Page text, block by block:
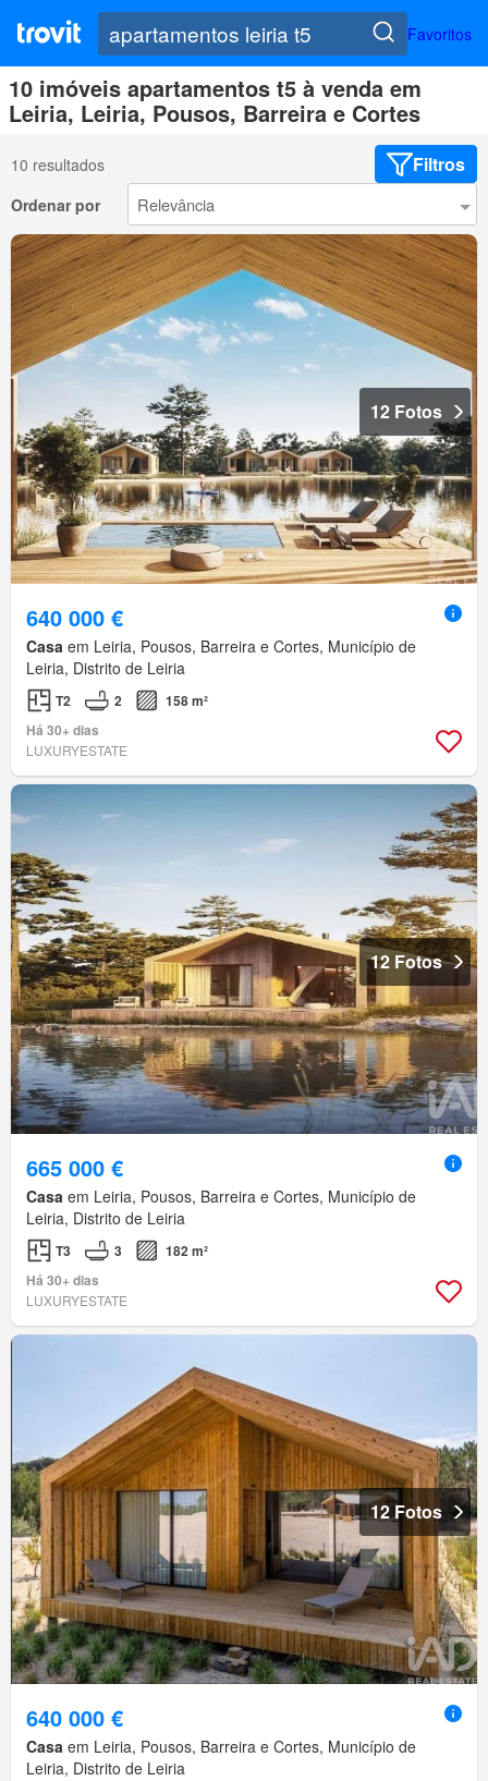
Favoritos
10 imóveis apartamentos t5 à venda em
Leiria, Leiria, Pousos, Barreira e Cortes
10 resultados Filtros
Ordenar por
12 Fotos
640 000 €
Casa em Leiria, Pousos, Barreira e Cortes, Município de
Leiria, Distrito de Leiria
T2 2
158 m²
Há 30+ dias
LUXURYESTATE
12 Fotos
665 000 €
Casa em Leiria, Pousos, Barreira e Cortes, Município de
Leiria, Distrito de Leiria
T3 3
182 m²
Há 30+ dias
LUXURYESTATE
12 Fotos
640 000 €
Casa em Leiria, Pousos, Barreira e Cortes, Município de
Leiria, Distrito de Leiria